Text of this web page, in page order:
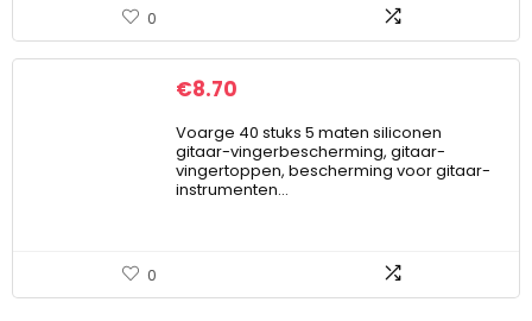
0
€8.70
Voarge 40 stuks 5 maten siliconen
gitaar-vingerbescherming, gitaar-
vingertoppen, bescherming voor gitaar-
instrumenten…
0